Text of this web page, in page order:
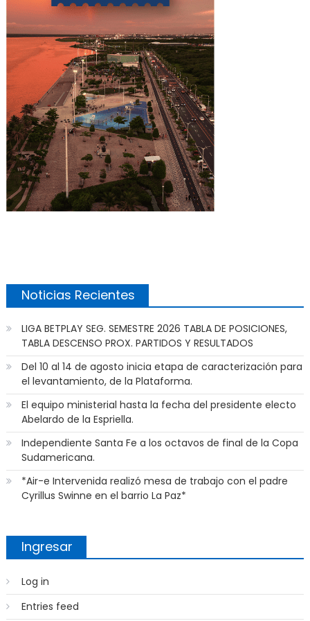
Noticias Recientes
LIGA BETPLAY SEG. SEMESTRE 2026 TABLA DE POSICIONES,
TABLA DESCENSO PROX. PARTIDOS Y RESULTADOS
Del 10 al 14 de agosto inicia etapa de caracterización para
el levantamiento, de la Plataforma.
El equipo ministerial hasta la fecha del presidente electo
Abelardo de la Espriella.
Independiente Santa Fe a los octavos de final de la Copa
Sudamericana.
*Air-e Intervenida realizó mesa de trabajo con el padre
Cyrillus Swinne en el barrio La Paz*
Ingresar
Log in
Entries feed